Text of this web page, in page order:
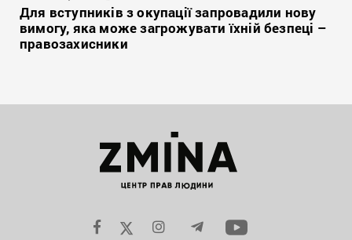
Для вступників з окупації запровадили нову
вимогу, яка може загрожувати їхній безпеці –
правозахисники